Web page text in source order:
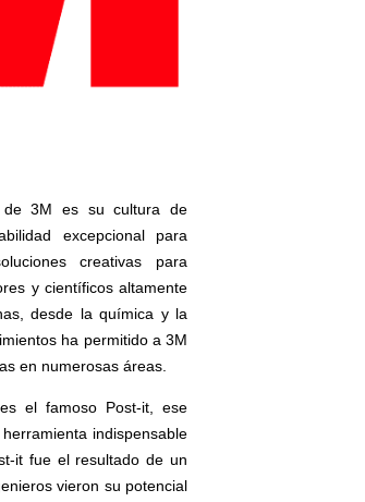
de 3M es su cultura de
excepcional para
creativas para
y científicos altamente
desde la química y la
ha permitido a 3M
en numerosas áreas.
el famoso Post-it, ese
indispensable
it fue el resultado de un
vieron su potencial